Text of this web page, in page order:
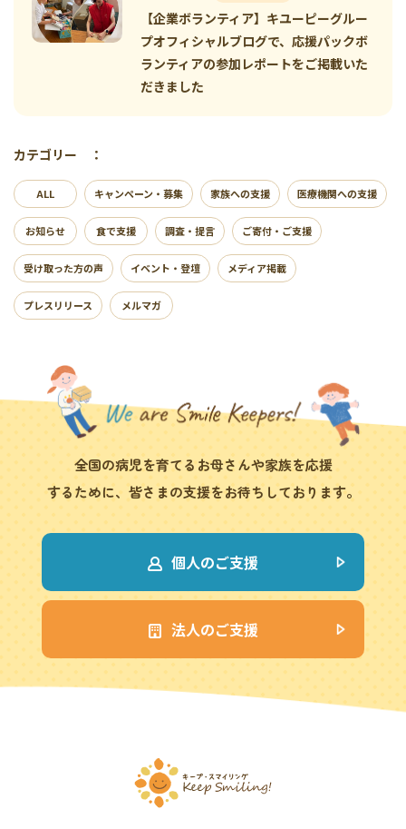
【企業ボランティア】キユーピーグルー
プオフィシャルブログで、応援パックボ
ランティアの参加レポートをご掲載いた
だきました
カテゴリー ：
ALL キャンペーン・募集 家族への支援 医療機関への支援
お知らせ 食で支援 調査・提言 ご寄付・ご支援
受け取った方の声 イベント・登壇 メディア掲載
プレスリリース メルマガ
全国の病児を育てるお母さんや家族を応援
するために、皆さまの支援をお待ちしております。
個人のご支援
法人のご支援